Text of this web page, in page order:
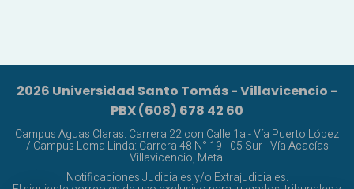
2026 Universidad Santo Tomás - Villavicencio -
PBX (608) 678 42 60
Campus Aguas Claras: Carrera 22 con Calle 1a - Vía Puerto López
/ Campus Loma Linda: Carrera 48 N° 19 - 05 Sur - Vía Acacías
Villavicencio, Meta.
Notificaciones Judiciales y/o Extrajudiciales.